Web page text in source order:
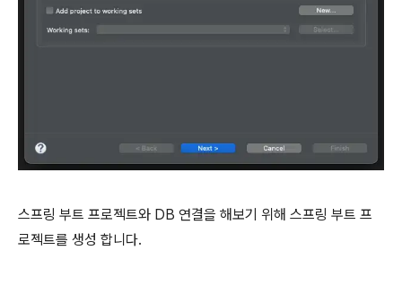
스프링 부트 프로젝트와 DB 연결을 해보기 위해 스프링 부트 프
로젝트를 생성 합니다.